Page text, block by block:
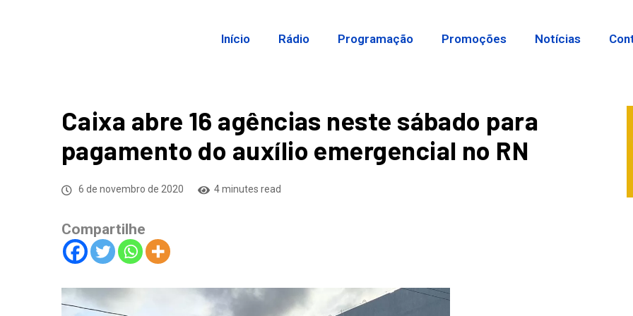
Início Rádio Programação Promoções Notícias
Caixa abre 16 agências neste sábado para
pagamento do auxílio emergencial no RN
6 de novembro de 2020 4 minutes read
Compartilhe